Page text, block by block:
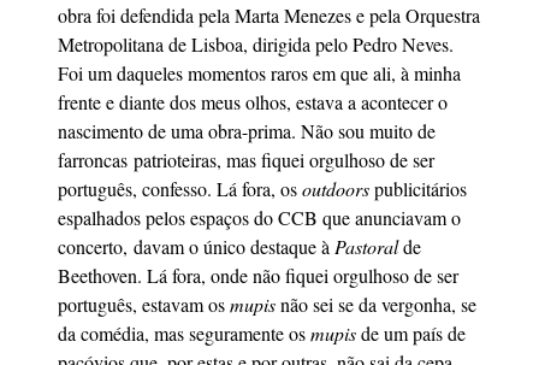
obra foi defendida pela Marta Menezes e pela Orquestra
Metropolitana de Lisboa, dirigida pelo Pedro Neves.
Foi um daqueles momentos raros em que ali, à minha
frente e diante dos meus olhos, estava a acontecer o
nascimento de uma obra-prima. Não sou muito de
farroncas patrioteiras, mas fiquei orgulhoso de ser
português, confesso. Lá fora, osoutdoorspublicitários
espalhados pelos espaços do CCB que anunciavam o
concerto, davam o único destaque à Pastoralde
Beethoven. Lá fora, onde não fiquei orgulhoso de ser
português, estavam osmupisnão sei se da vergonha, se
da comédia, mas seguramente osmupisde um país de